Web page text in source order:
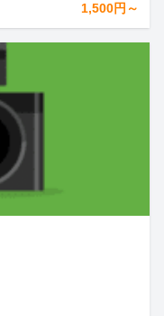
1,500円～